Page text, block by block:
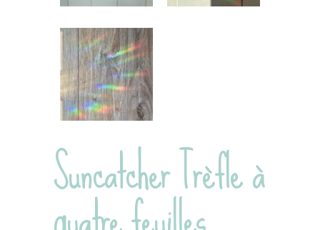
Suncatcher Trèfle à